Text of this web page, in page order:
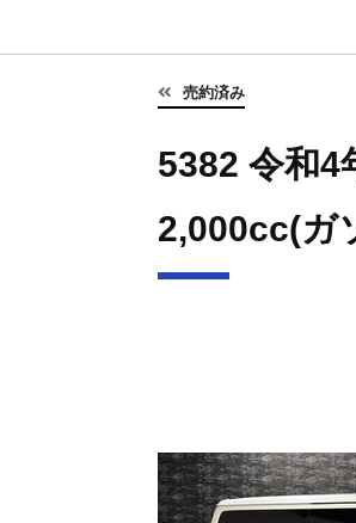
売約済み
5382 令和
2,000cc(ガ